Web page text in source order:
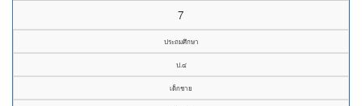
7
ประถมศึกษา
ป.๔
เด็กชาย